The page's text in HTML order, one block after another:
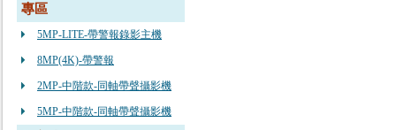
專區
5MP-LITE-帶警報錄影主機
8MP(4K)-帶警報
2MP-中階款-同軸帶聲攝影機
5MP-中階款-同軸帶聲攝影機